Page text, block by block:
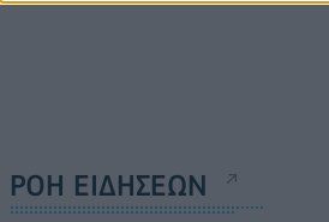
ΡΟΗ ΕΙΔΗΣΕΩΝ